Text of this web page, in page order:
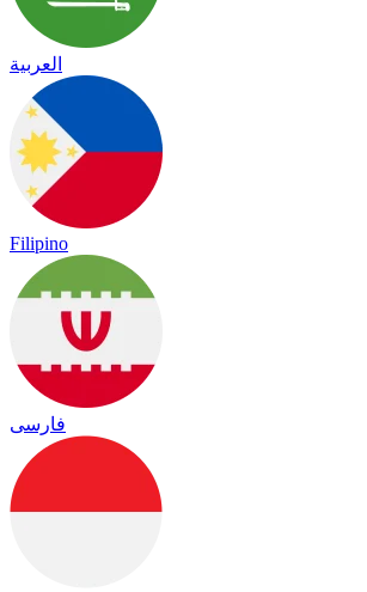
العربية
Filipino
فارسی